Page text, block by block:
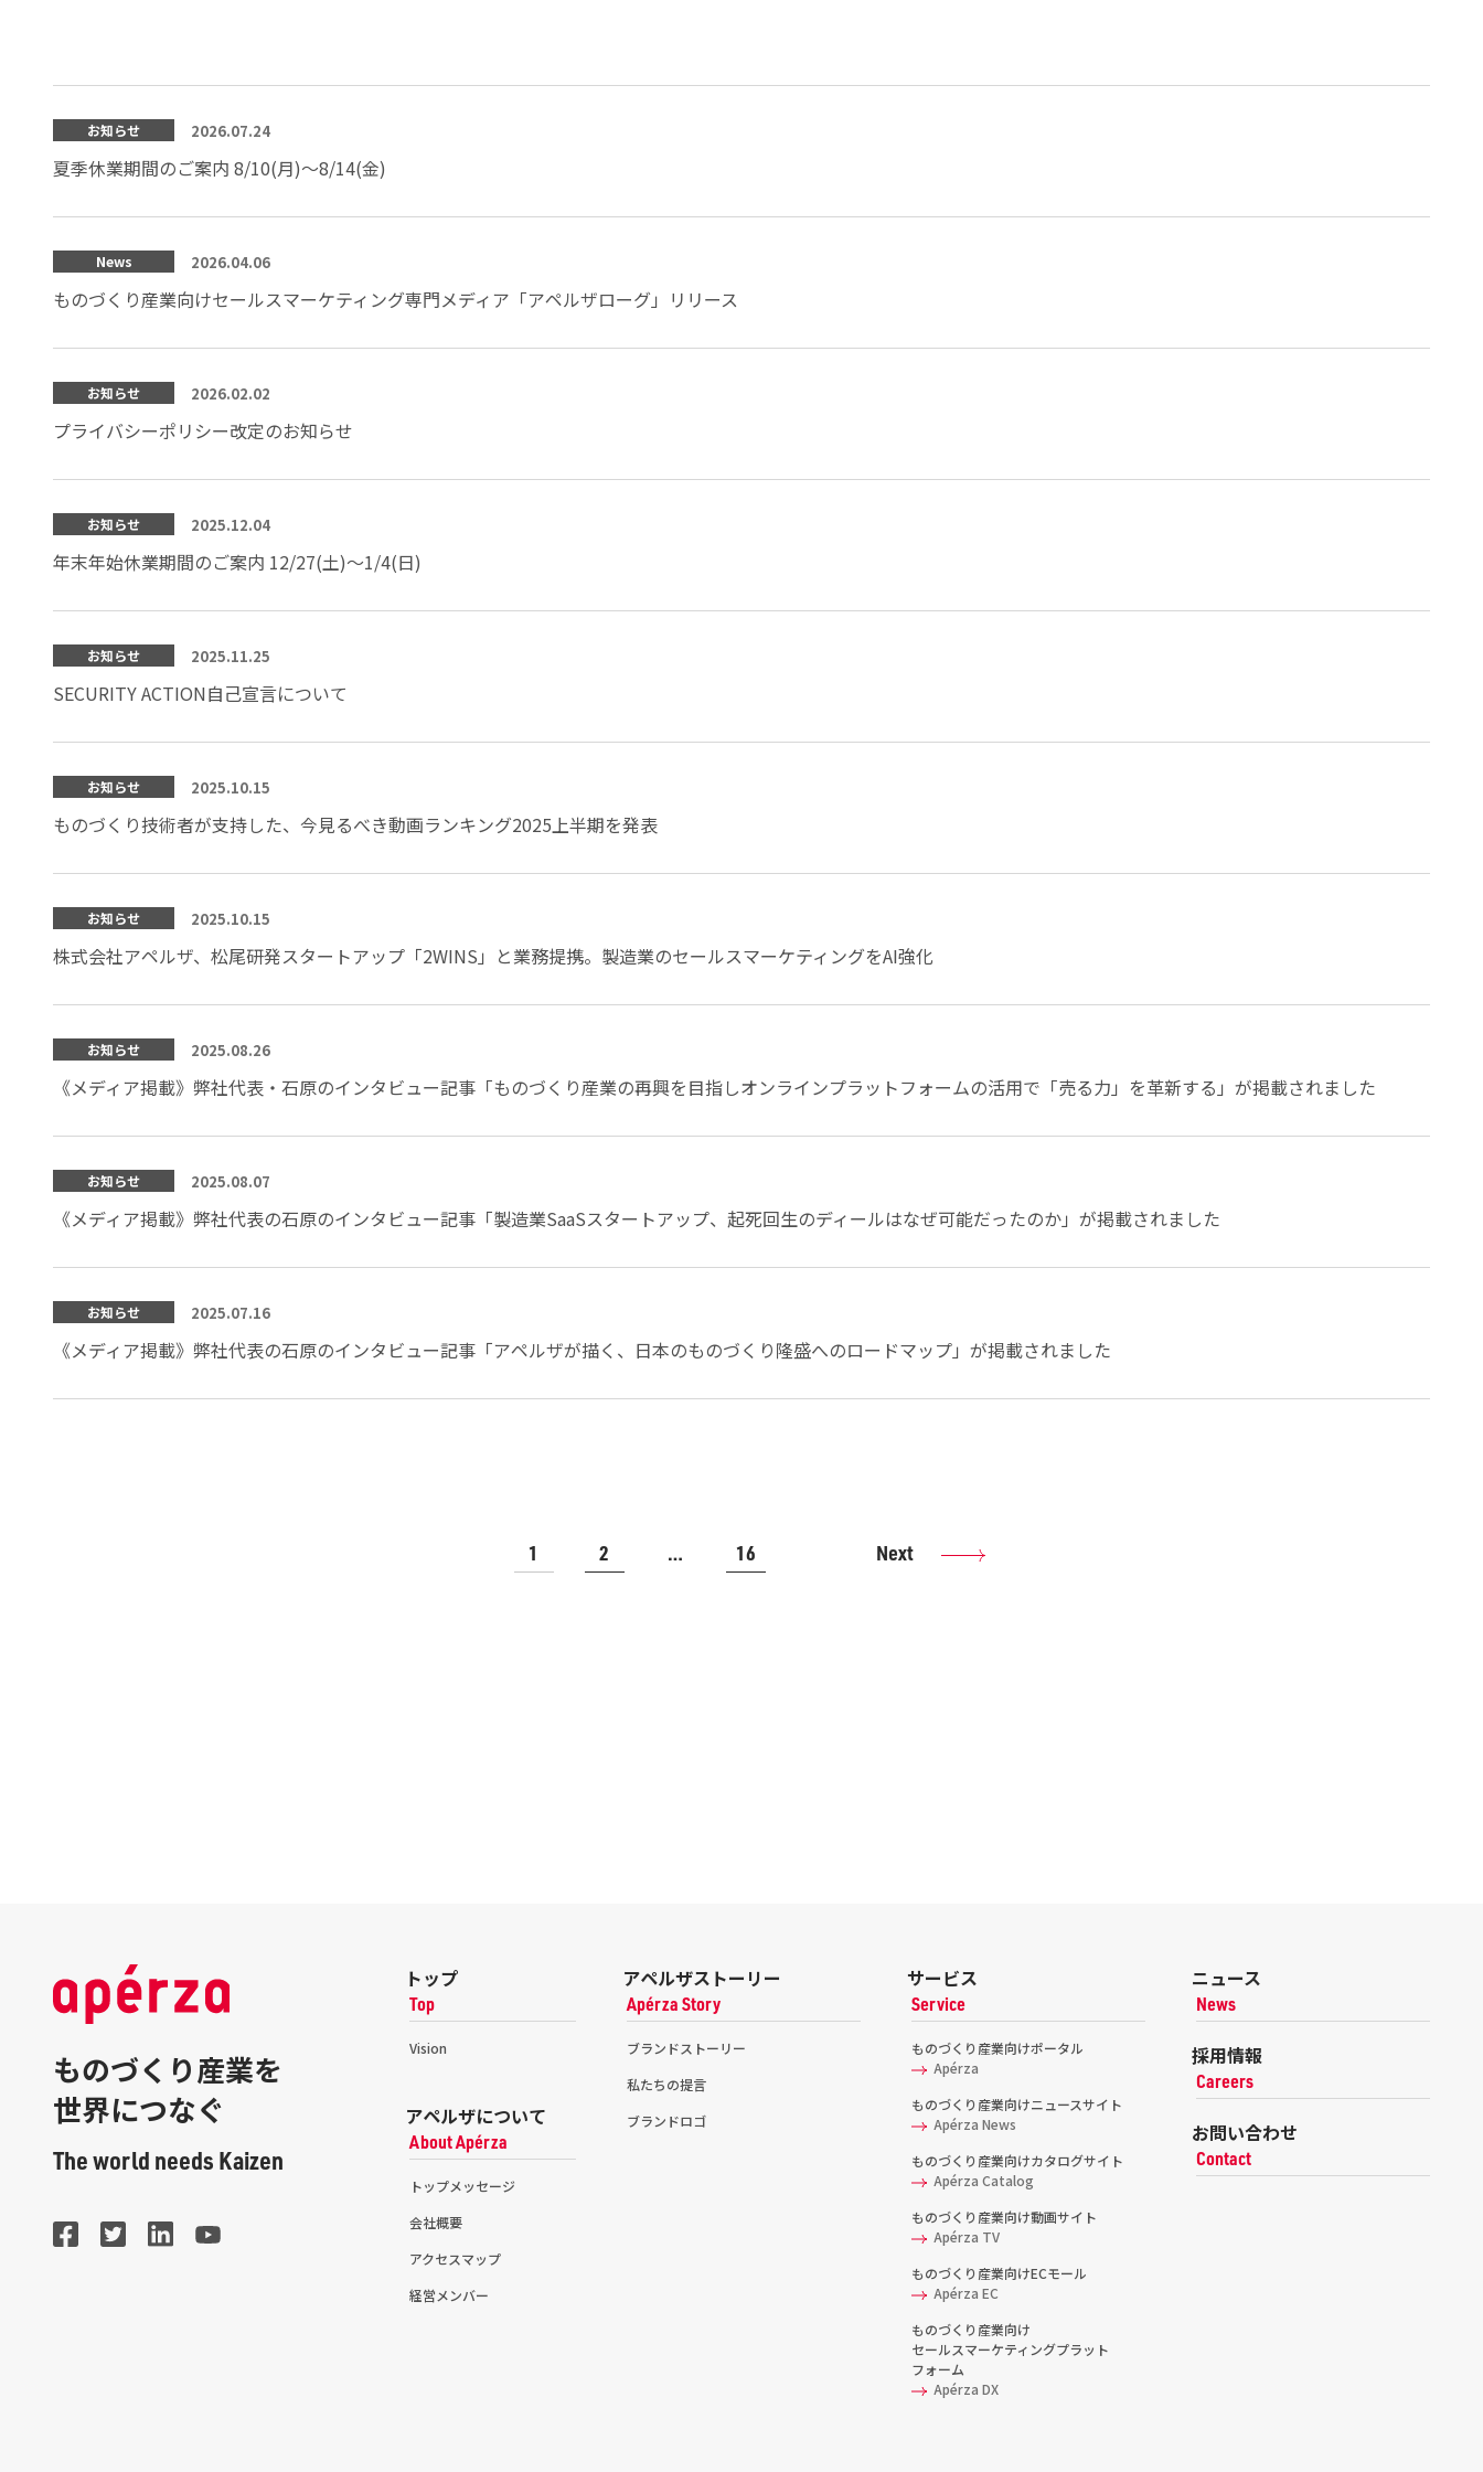
お知らせ 2026.07.24
夏季休業期間のご案内 8/10(月)～8/14(金)
News 2026.04.06
ものづくり産業向けセールスマーケティング専門メディア「アペルザローグ」リリース
お知らせ 2026.02.02
プライバシーポリシー改定のお知らせ
お知らせ 2025.12.04
年末年始休業期間のご案内 12/27(土)～1/4(日)
お知らせ 2025.11.25
SECURITY ACTION自己宣言について
お知らせ 2025.10.15
ものづくり技術者が支持した、今見るべき動画ランキング2025上半期を発表
お知らせ 2025.10.15
株式会社アペルザ、松尾研発スタートアップ「2WINS」と業務提携。製造業のセールスマーケティングをAI強化
お知らせ 2025.08.26
《メディア掲載》弊社代表・石原のインタビュー記事「ものづくり産業の再興を目指しオンラインプラットフォームの活用で「売る力」を革新する」が掲載されました
お知らせ 2025.08.07
《メディア掲載》弊社代表の石原のインタビュー記事「製造業SaaSスタートアップ、起死回生のディールはなぜ可能だったのか」が掲載されました
お知らせ 2025.07.16
《メディア掲載》弊社代表の石原のインタビュー記事「アペルザが描く、日本のものづくり隆盛へのロードマップ」が掲載されました
1 2 … 16 Next
ものづくり産業を
世界につなぐ
The world needs Kaizen
トップ
Top
Vision
アペルザについて
About Apérza
トップメッセージ
会社概要
アクセスマップ
経営メンバー
アペルザストーリー
Apérza Story
ブランドストーリー
私たちの提言
ブランドロゴ
サービス
Service
ものづくり産業向けポータル
Apérza
ものづくり産業向けニュースサイト
Apérza News
ものづくり産業向けカタログサイト
Apérza Catalog
ものづくり産業向け動画サイト
Apérza TV
ものづくり産業向けECモール
Apérza EC
ものづくり産業向け
セールスマーケティングプラット
フォーム
Apérza DX
ニュース
News
採用情報
Careers
お問い合わせ
Contact